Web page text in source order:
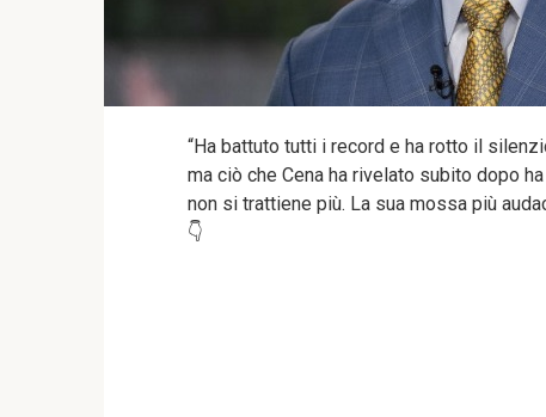
“Ha battuto tutti i record e ha rotto il
ma ciò che Cena ha rivelato subito dopo
non si trattiene più. La sua mossa più
👇